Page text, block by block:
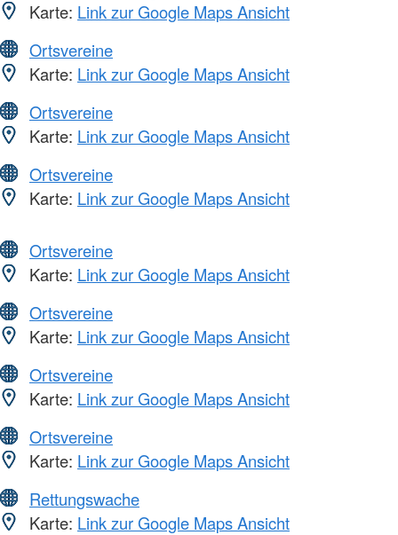
Karte: Link zur Google Maps Ansicht
Ortsvereine
Karte: Link zur Google Maps Ansicht
Ortsvereine
Karte: Link zur Google Maps Ansicht
Ortsvereine
Karte: Link zur Google Maps Ansicht
Ortsvereine
Karte: Link zur Google Maps Ansicht
Ortsvereine
Karte: Link zur Google Maps Ansicht
Ortsvereine
Karte: Link zur Google Maps Ansicht
Ortsvereine
Karte: Link zur Google Maps Ansicht
Rettungswache
Karte: Link zur Google Maps Ansicht